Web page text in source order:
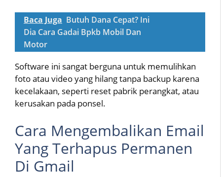
Baca Juga Butuh Dana Cepat? Ini
Dia Cara Gadai Bpkb Mobil Dan
Motor
Software ini sangat berguna untuk memulihkan
foto atau video yang hilang tanpa backup karena
kecelakaan, seperti reset pabrik perangkat, atau
kerusakan pada ponsel.
Cara Mengembalikan Email
Yang Terhapus Permanen
Di Gmail